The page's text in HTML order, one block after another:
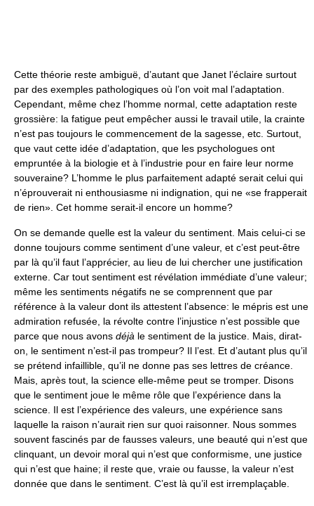
Cette théorie reste ambiguë, d’autant que Janet l’éclaire surtout
par des exemples pathologiques où l’on voit mal l’adaptation.
Cependant, même chez l’homme normal, cette adaptation reste
grossière: la fatigue peut empêcher aussi le travail utile, la crainte
n’est pas toujours le commencement de la sagesse, etc. Surtout,
que vaut cette idée d’adaptation, que les psychologues ont
empruntée à la biologie et à l’industrie pour en faire leur norme
souveraine? L’homme le plus parfaitement adapté serait celui qui
n’éprouverait ni enthousiasme ni indignation, qui ne «se frapperait
de rien». Cet homme serait-il encore un homme?
On se demande quelle est la valeur du sentiment. Mais celui-ci se
donne toujours comme sentiment d’une valeur, et c’est peut-être
par là qu’il faut l’apprécier, au lieu de lui chercher une justification
externe. Car tout sentiment est révélation immédiate d’une valeur;
même les sentiments négatifs ne se comprennent que par
référence à la valeur dont ils attestent l’absence: le mépris est une
admiration refusée, la révolte contre l’injustice n’est possible que
parce que nous avons déjà le sentiment de la justice. Mais, dirat-
on, le sentiment n’est-il pas trompeur? Il l’est. Et d’autant plus qu’il
se prétend infaillible, qu’il ne donne pas ses lettres de créance.
Mais, après tout, la science elle-même peut se tromper. Disons
que le sentiment joue le même rôle que l’expérience dans la
science. Il est l’expérience des valeurs, une expérience sans
laquelle la raison n’aurait rien sur quoi raisonner. Nous sommes
souvent fascinés par de fausses valeurs, une beauté qui n’est que
clinquant, un devoir moral qui n’est que conformisme, une justice
qui n’est que haine; il reste que, vraie ou fausse, la valeur n’est
donnée que dans le sentiment. C’est là qu’il est irremplaçable.